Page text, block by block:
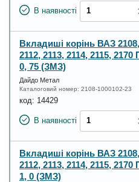
В наявності
Вкладиші корінь ВАЗ 2108,
2112, 2113, 2114, 2115,
0, 75 (ЗМЗ)
Дайдо Метал
Каталоговий номер: 2108-1000102-23
код: 14429
В наявності
Вкладиші корінь ВАЗ 2108,
2112, 2113, 2114, 2115,
1, 0 (ЗМЗ)